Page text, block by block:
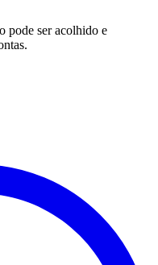
pode ser acolhido e